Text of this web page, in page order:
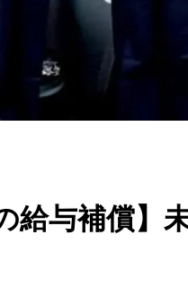
給与補償